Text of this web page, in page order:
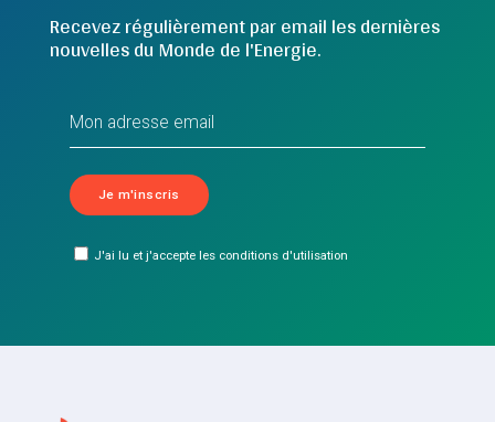
Recevez régulièrement par email les dernières
nouvelles du Monde de l'Energie.
J'ai lu et j'accepte les conditions d'utilisation